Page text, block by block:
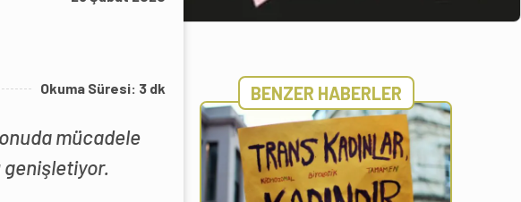
Okuma Süresi: 3 dk
mücadele
genişletiyor.
BENZER HABERLER